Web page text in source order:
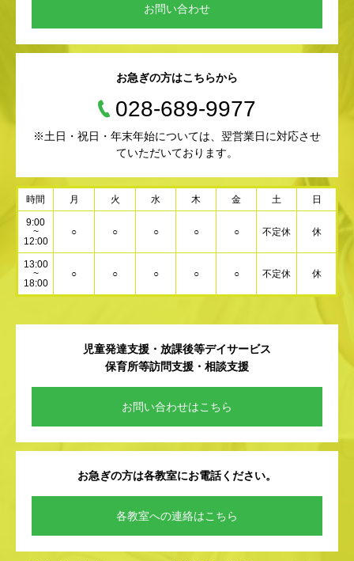
お問い合わせ
お急ぎの方はこちらから
028-689-9977
※土日・祝日・年末年始については、翌営業日に対応させ
ていただいております。
時間 月 火 水 木 金 土 日
9:00
~
12:00
○ ○ ○ ○ ○ 不定休 休
13:00
~
18:00
○ ○ ○ ○ ○ 不定休 休
児童発達支援・放課後等デイサービス
保育所等訪問支援・相談支援
お問い合わせはこちら
お急ぎの方は各教室にお電話ください。
各教室への連絡はこちら